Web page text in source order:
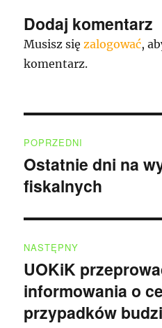
Dodaj komentarz
Musisz sięzalogować,
komentarz.
wpisu
POPRZEDNI
Poprzedni
wpis:
Ostatnie dni na
fiskalnych
NASTĘPNY
Następny
wpis:
UOKiK
informowania o
przypadków